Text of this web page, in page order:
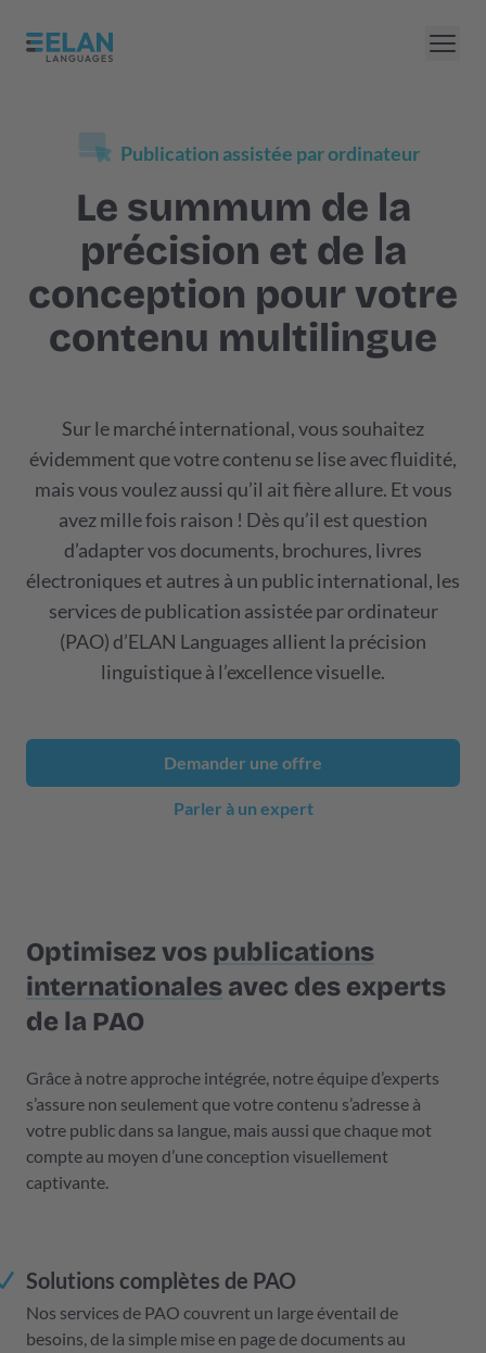
Publication assistée par ordinateur
Le summum de la
précision et de la
conception pour votre
contenu multilingue
Sur le marché international, vous souhaitez
évidemment que votre contenu se lise avec fluidité,
mais vous voulez aussi qu’il ait fière allure. Et vous
avez mille fois raison ! Dès qu’il est question
d’adapter vos documents, brochures, livres
électroniques et autres à un public international, les
services de publication assistée par ordinateur
(PAO) d’ELAN Languages allient la précision
linguistique à l’excellence visuelle.
Demander une offre
Parler à un expert
Optimisez vos publications
internationales avec des experts
de la PAO
Grâce à notre approche intégrée, notre équipe d’experts
s’assure non seulement que votre contenu s’adresse à
votre public dans sa langue, mais aussi que chaque mot
compte au moyen d’une conception visuellement
captivante.
Solutions complètes de PAO
Nos services de PAO couvrent un large éventail de
besoins, de la simple mise en page de documents au